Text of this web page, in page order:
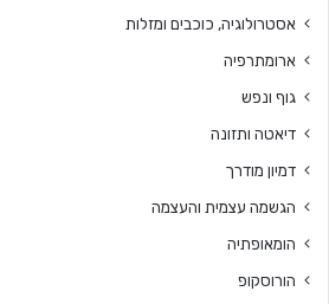
אסטרולוגיה, כוכבים ומזלות
ארומתרפיה
גוף ונפש
דיאטה ותזונה
דמיון מודרך
הגשמה עצמית והעצמה
הומאופתיה
הורוסקופ